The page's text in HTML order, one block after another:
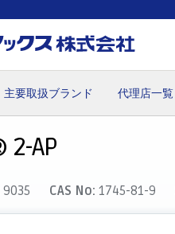
主要取扱ブランド 代理店一覧
2-AP
9035 CAS No:1745-81-9